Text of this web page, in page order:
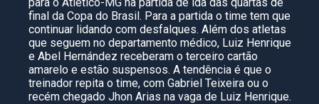
final da Copa do Brasil. Para a partida o time tem que
continuar lidando com desfalques. Além dos atletas
que seguem no departamento médico, Luiz Henrique
e Abel Hernández receberam o terceiro cartão
amarelo e estão suspensos. A tendência é que o
treinador repita o time, com Gabriel Teixeira ou o
recém chegado Jhon Arias na vaga de Luiz Henrique.